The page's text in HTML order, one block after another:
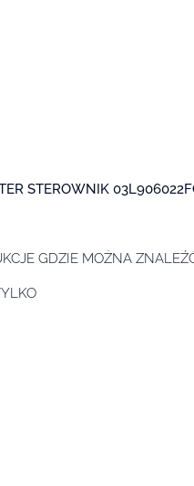
STEROWNIK
GDZIE MOŻNA